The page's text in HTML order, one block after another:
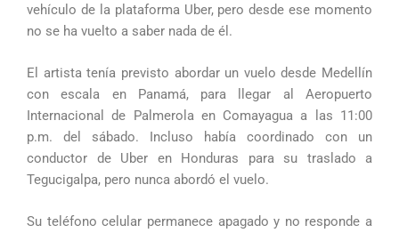
vehículo de la plataforma Uber, pero desde ese momento
no se ha vuelto a saber nada de él.
El artista tenía previsto abordar un vuelo desde Medellín
con escala en Panamá, para llegar al Aeropuerto
Internacional de Palmerola en Comayagua a las 11:00
p.m. del sábado. Incluso había coordinado con un
conductor de Uber en Honduras para su traslado a
Tegucigalpa, pero nunca abordó el vuelo.
Su teléfono celular permanece apagado y no responde a